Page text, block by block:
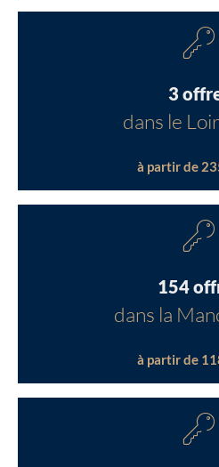
3
dans le
à partir de
154
dans la
à partir de